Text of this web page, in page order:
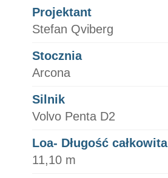
Projektant
Stefan Qviberg
Stocznia
Arcona
Silnik
Volvo Penta D2
Loa- Długość całkowita
11,10 m